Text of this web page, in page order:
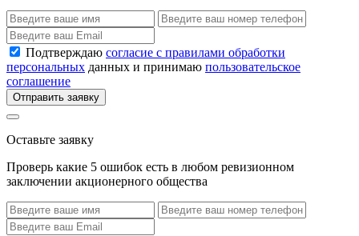
Подтверждаю согласие с правилами обработки
персональных данных и принимаю пользовательское
соглашение
Отправить заявку
Оставьте заявку
Проверь какие 5 ошибок есть в любом ревизионном
заключении акционерного общества